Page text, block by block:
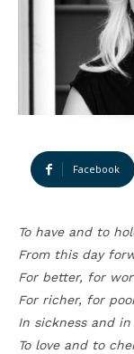
Facebook
To have and to
From this day
For better, for
For richer, for
In sickness and
To love and to